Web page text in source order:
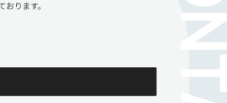
ります。